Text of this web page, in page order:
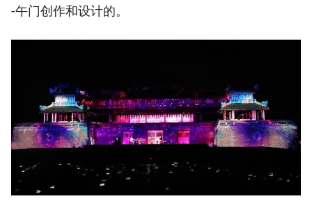
-午门创作和设计的。